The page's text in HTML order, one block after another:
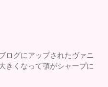
ログにアップされたヴァニ
きくなって顎がシャープに